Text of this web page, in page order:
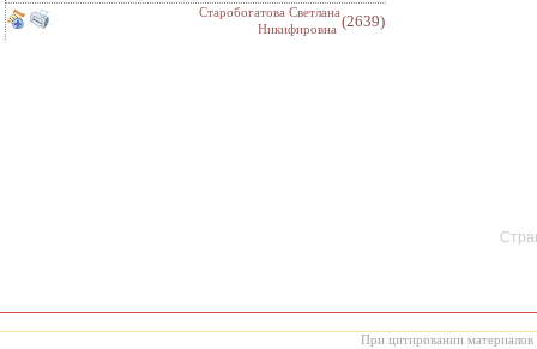
Старобогатова Светлана
Никифировна (2639)
При цитировании материалов